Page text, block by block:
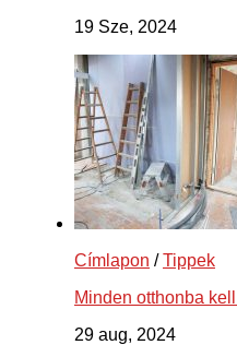
19 Sze, 2024
Címlapon /Tippek
Minden otthonba
29 aug, 2024